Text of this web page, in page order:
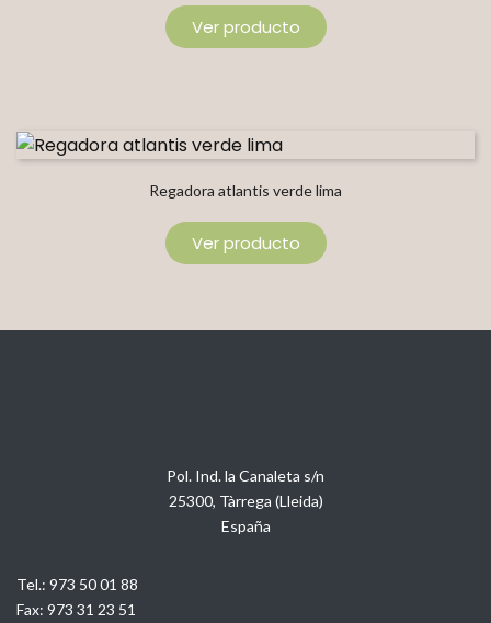
Ver producto
Regadora atlantis verde lima
Ver producto
Pol. Ind. la Canaleta s/n
25300, Tàrrega (Lleida)
España
Tel.: 973 50 01 88
Fax: 973 31 23 51